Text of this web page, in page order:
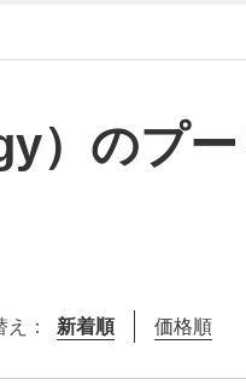
）のプ
え： 新着順 価格順